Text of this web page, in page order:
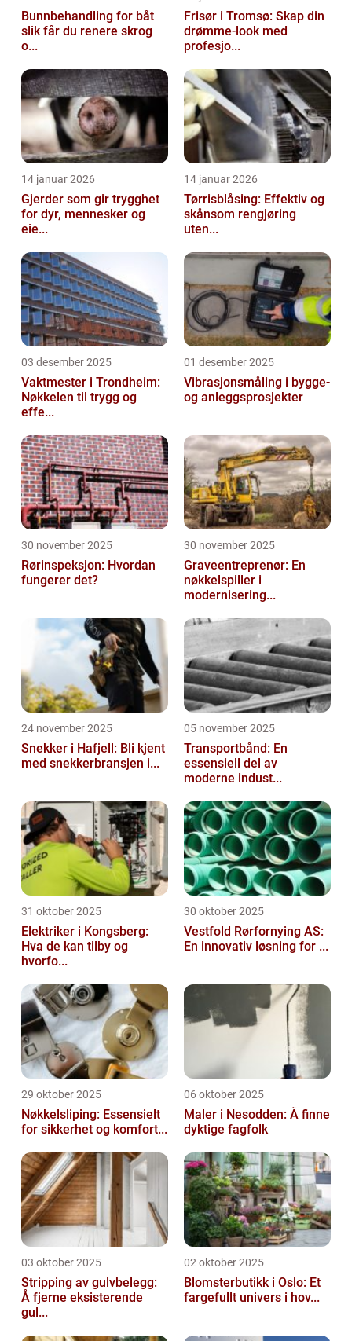
Bunnbehandling for båt
slik får du renere skrog
o...
Frisør i Tromsø: Skap din
drømme-look med
profesjo...
14 januar 2026
Gjerder som gir trygghet
for dyr, mennesker og
eie...
14 januar 2026
Tørrisblåsing: Effektiv og
skånsom rengjøring
uten...
03 desember 2025
Vaktmester i Trondheim:
Nøkkelen til trygg og
effe...
01 desember 2025
Vibrasjonsmåling i bygge-
og anleggsprosjekter
30 november 2025
Rørinspeksjon: Hvordan
fungerer det?
30 november 2025
Graveentreprenør: En
nøkkelspiller i
modernisering...
24 november 2025
Snekker i Hafjell: Bli kjent
med snekkerbransjen i...
05 november 2025
Transportbånd: En
essensiell del av
moderne indust...
31 oktober 2025
Elektriker i Kongsberg:
Hva de kan tilby og
hvorfo...
30 oktober 2025
Vestfold Rørfornying AS:
En innovativ løsning for ...
29 oktober 2025
Nøkkelsliping: Essensielt
for sikkerhet og komfort...
06 oktober 2025
Maler i Nesodden: Å finne
dyktige fagfolk
03 oktober 2025
Stripping av gulvbelegg:
Å fjerne eksisterende
gul...
02 oktober 2025
Blomsterbutikk i Oslo: Et
fargefullt univers i hov...